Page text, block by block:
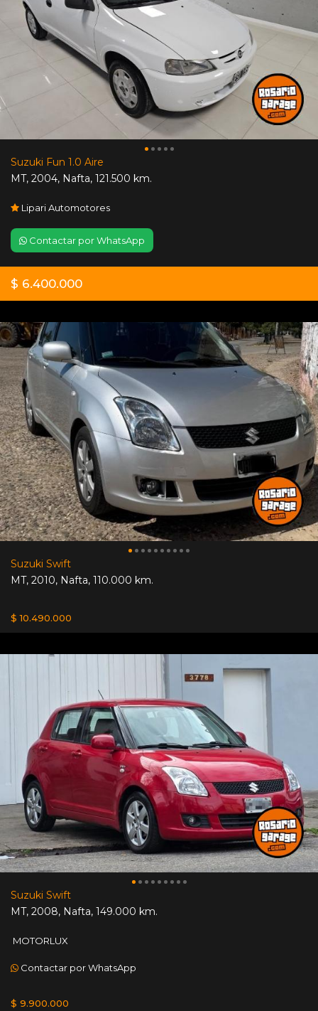
Suzuki Fun 1.0 Aire
MT, 2004, Nafta, 121.500 km.
Lipari Automotores
Contactar por WhatsApp
$ 6.400.000
Suzuki Swift
MT, 2010, Nafta, 110.000 km.
$ 10.490.000
Suzuki Swift
MT, 2008, Nafta, 149.000 km.
MOTORLUX
Contactar por WhatsApp
$ 9.900.000